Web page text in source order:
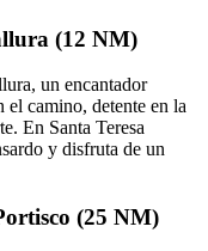
(12 NM)
un encantador
el camino, detente en la
En Santa Teresa
y disfruta de un
(25 NM)